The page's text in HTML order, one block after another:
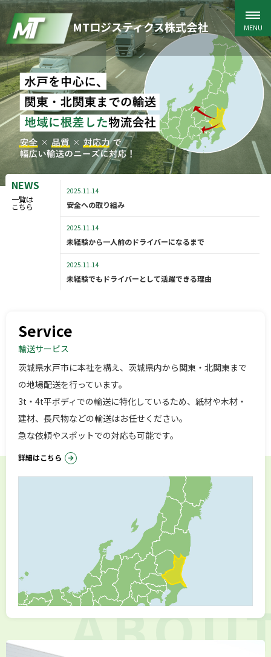
MTロジスティクス株式会社
NEWS
一覧は
こちら
2025.11.14
安全への取り組み
2025.11.14
未経験から一人前のドライバーになるまで
2025.11.14
未経験でもドライバーとして活躍できる理由
Service
輸送サービス
茨城県水戸市に本社を構え、茨城県内から関東・北関東まで
の地場配送を行っています。
3t・4t平ボディでの輸送に特化しているため、紙材や木材・
建材、長尺物などの輸送はお任せください。
急な依頼やスポットでの対応も可能です。
詳細はこちら